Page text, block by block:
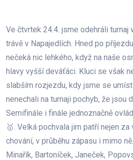
Ve čtvrtek 24.4. jsme odehráli turnaj
trávě v Napajedlích. Hned po
nečeká nic lehkého, když na naše
hlavy vyšší deváťáci. Kluci se však
slabším rozjezdu, kdy jsme se
nenechali na turnaji pochyb, že jsou
Semifinále i finále jednoznačně
🥇. Velká pochvala jim patří nejen
chování, v průběhu zápasu i mimo
Minařík, Bartoníček, Janeček,